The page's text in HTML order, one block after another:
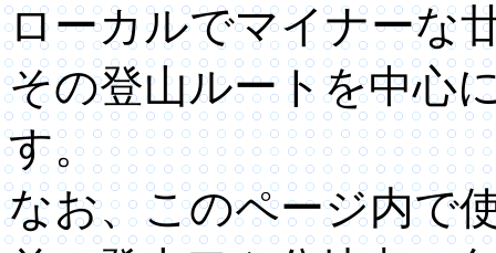
ローカルでマイナーな
その登山ルートを中心
す。
なお、このページ内で